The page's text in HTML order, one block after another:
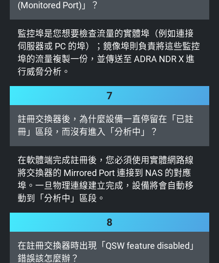
(Monitored Port)」？
監控埠是您想要檢查流量的實體埠（例如連接
伺服器或 PC 的埠）；鏡像埠則負責將這些監控
埠的流量複製一份，並傳送至 ADRA NDR X 進
行威脅分析。
7
註冊交換器後，為什麼設備一直停留在「已註
冊」區段，而沒有進入「分析中」？
在軟體端完成註冊後，您必須使用實體網路線
將交換器的 Mirrored Port 連接到 NAS 的對應
埠。一旦物理連線建立完成，設備將會自動移
動到「分析中」區段。
8
在註冊交換器時出現「QSW feature disabled」
錯誤該怎麼辦？